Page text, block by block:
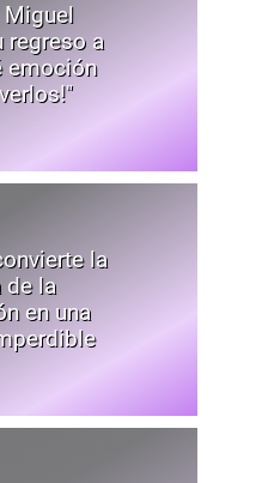
Miguel
regreso a
emoción
la
de la
en una